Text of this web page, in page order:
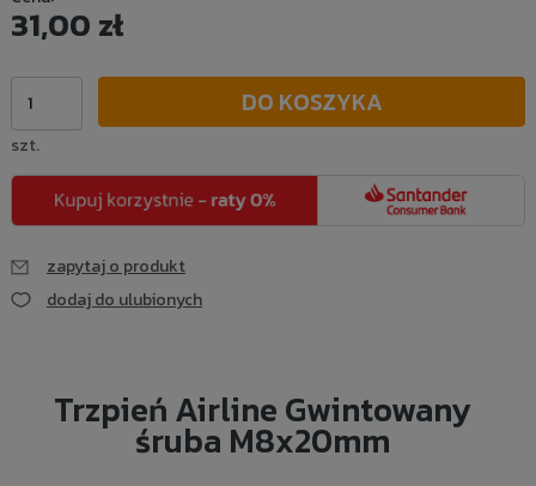
31,00 zł
szt.
DO KOSZYKA
zapytaj o produkt
dodaj do ulubionych
Trzpień Airline Gwintowany
śruba M8x20mm